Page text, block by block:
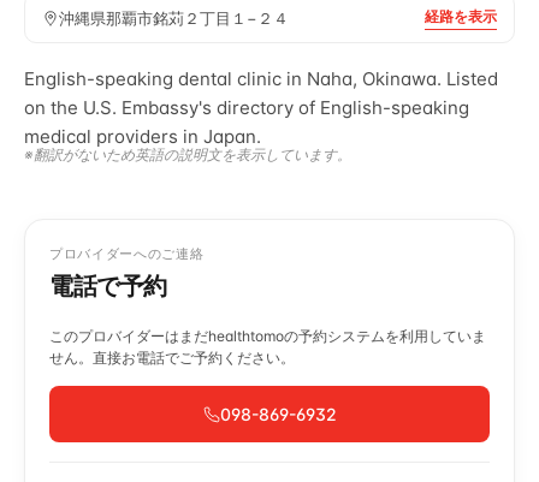
沖縄県那覇市銘苅２丁目１−２４ 経路を表示
English-speaking dental clinic in Naha, Okinawa. Listed
on the U.S. Embassy's directory of English-speaking
medical providers in Japan.
※翻訳がないため英語の説明文を表示しています。
プロバイダーへのご連絡
電話で予約
このプロバイダーはまだhealthtomoの予約システムを利用していま
せん。直接お電話でご予約ください。
098-869-6932